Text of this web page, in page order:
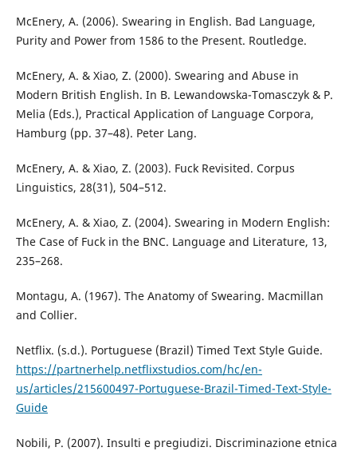
McEnery, A. (2006). Swearing in English. Bad Language,
Purity and Power from 1586 to the Present. Routledge.
McEnery, A. & Xiao, Z. (2000). Swearing and Abuse in
Modern British English. In B. Lewandowska-Tomasczyk & P.
Melia (Eds.), Practical Application of Language Corpora,
Hamburg (pp. 37–48). Peter Lang.
McEnery, A. & Xiao, Z. (2003). Fuck Revisited. Corpus
Linguistics, 28(31), 504–512.
McEnery, A. & Xiao, Z. (2004). Swearing in Modern English:
The Case of Fuck in the BNC. Language and Literature, 13,
235–268.
Montagu, A. (1967). The Anatomy of Swearing. Macmillan
and Collier.
Netflix. (s.d.). Portuguese (Brazil) Timed Text Style Guide.
https://partnerhelp.netflixstudios.com/hc/en-
us/articles/215600497-Portuguese-Brazil-Timed-Text-Style-
Guide
Nobili, P. (2007). Insulti e pregiudizi. Discriminazione etnica